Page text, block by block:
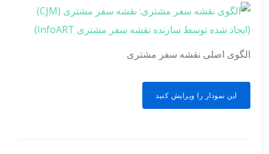
الگوی اصلی نقشه سفر مشتری
این نمودار را ویرایش کنید